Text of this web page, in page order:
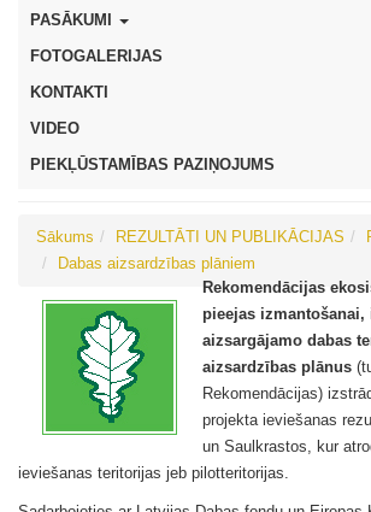
PASĀKUMI
FOTOGALERIJAS
KONTAKTI
VIDEO
PIEKĻŪSTAMĪBAS PAZIŅOJUMS
Sākums REZULTĀTI UN PUBLIKĀCIJAS
Dabas aizsardzības plāniem
Rekomendācijas
pieejas
aizsargājamo dabas
aizsardzības plānus
Rekomendācijas)
projekta ieviešanas
un Saulkrastos, kur
ieviešanas teritorijas jeb pilotteritorijas.